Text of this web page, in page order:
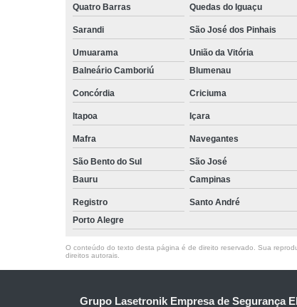
Quatro Barras Quedas do Iguaçu
Sarandi São José dos Pinhais
Umuarama
União da Vitória
Balneário Camboriú
Blumenau
Concórdia Criciuma
Itapoa Içara
Mafra Navegantes
São Bento do Sul São José
Bauru
Campinas
Registro Santo André
Porto Alegre
O conteúdo do texto desta página é de direito reservado. Sua
direitos autorais
Grupo Lasetronik Empresa de Segurança